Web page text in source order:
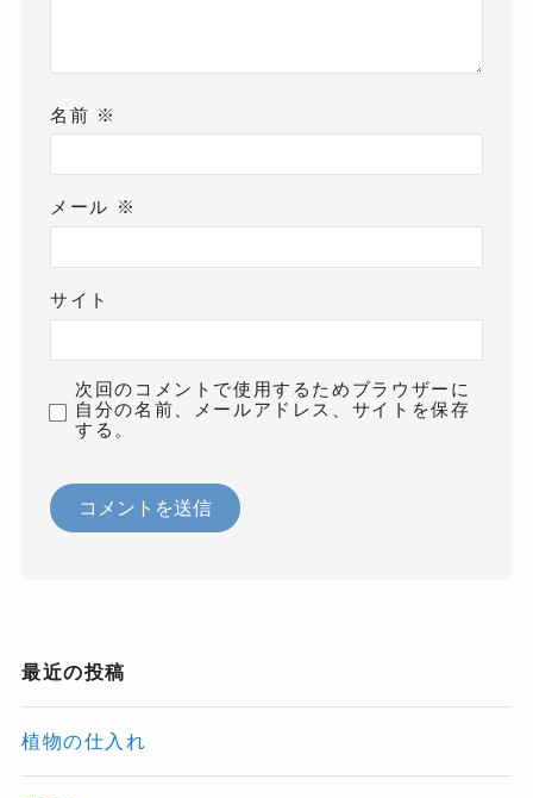
名前 ※
メール ※
サイト
次回のコメントで使用するためブラウザーに
自分の名前、メールアドレス、サイトを保存
する。
最近の投稿
植物の仕入れ